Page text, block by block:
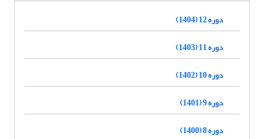
دوره 12 (1404)
دوره 11 (1403)
دوره 10 (1402)
دوره 9 (1401)
دوره 8 (1400)